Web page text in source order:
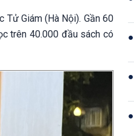
Tử Giám (Hà Nội). Gần 60
trên 40.000 đầu sách có
●
●
●